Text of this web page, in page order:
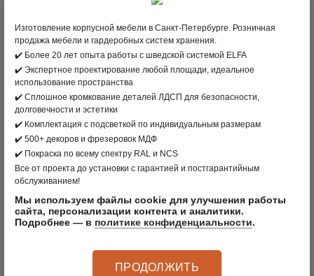
заказа банковской картой. Оплата происходит
через ПАО СБЕРБАНК с использованием
банковских карт следующих платёжных
систем: МИР, VISA International, Mastercard
Worldwide, JCB
3. Оплата по безналичному расчету –
подходит для Юридических лиц
4. Рассрочка
карт платёжных систем Visa, MasterCard, МИР.
При оплате банковской картой безопасность
Изготовление корпусной мебели в Санкт-Петербурге. Розничная
продажа мебели и гардеробных систем хранения.
✔️ Более 20 лет опыта работы с шведской системой ELFA
✔️ Экспертное проектирование любой площади, идеальное
использование пространства
✔️ Сплошное кромкование деталей ЛДСП для безопасности,
долговечности и эстетики
✔️ Комплектация с подсветкой по индивидуальным размерам
✔️ 500+ декоров и фрезеровок МДФ
✔️ Покраска по всему спектру RAL и NCS
Все от проекта до установки с гарантией и постгарантийным
обслуживанием!
Мы используем файлы cookie для улучшения работы
сайта, персонализации контента и аналитики.
Подробнее — в политике конфиденциальности.
ПРОДОЛЖИТЬ